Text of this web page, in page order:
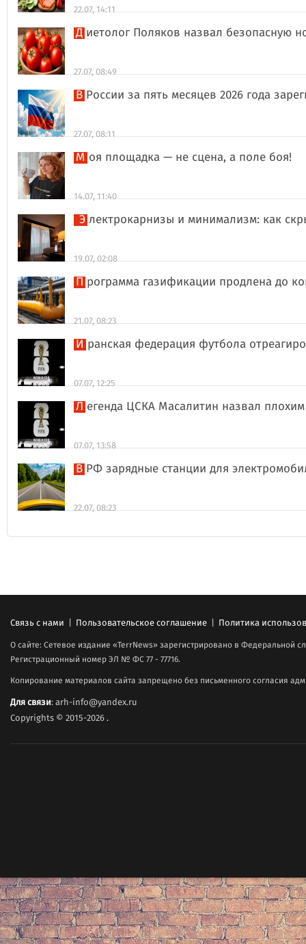
22.07, 14:11
Диетолог Поляков назвал безопасную
27.07, 08:49
В России за пять месяцев 2026 года
27.07, 08:11
Моя площадка — не сцена, а поле боя!
14.07, 11:40
Электрокарнизы и минимализм: как
19.07, 02:08
Программа газификации продлена до
21.07, 08:23
Иранская федерация футбола
07.07, 12:25
Легенда ЦСКА Масалитин назвал
07.07, 13:58
В РФ зарядные станции для
22.07, 08:23
Связь с нами | Пользовательское соглашение | Политика
О сайте: Сетевое издание «TerrNews» зарегистрировано в Федеральной
Регистрационный номер ЭЛ № ФС 77 - 77716.
Копирование материалов сайта запрещено без письменного согласия
Для связи: arh-info@yandex.ru
Copyrights © 2015-2026.